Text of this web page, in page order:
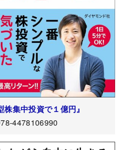
株集中投資で１億円』
4478106990